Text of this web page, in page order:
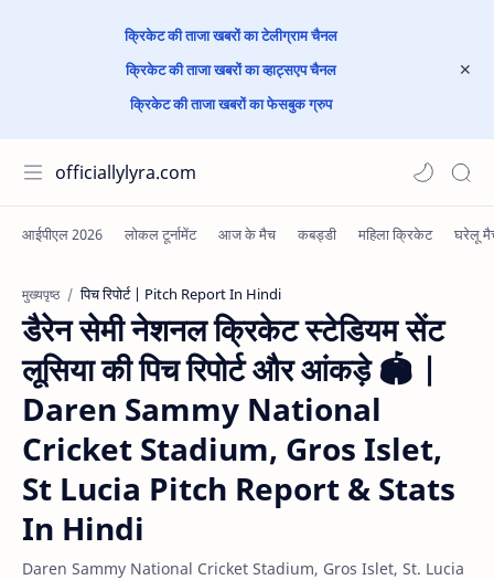
क्रिकेट की ताजा खबरों का टेलीग्राम चैनल
क्रिकेट की ताजा खबरों का व्हाट्सएप चैनल
क्रिकेट की ताजा खबरों का फेसबुक ग्रुप
officiallylyra.com
मुख्यपृष्ठ पिच रिपोर्ट | Pitch Report In Hindi
डैरेन सेमी नेशनल क्रिकेट स्टेडियम सेंट
लूसिया की पिच रिपोर्ट और आंकड़े 🏟️ |
Daren Sammy National
Cricket Stadium, Gros Islet,
St Lucia Pitch Report & Stats
In Hindi
Daren Sammy National Cricket Stadium, Gros Islet, St. Lucia